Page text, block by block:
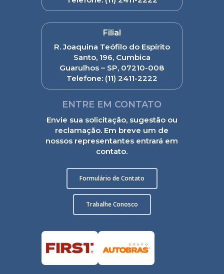
Filial
R. Joaquina Teófilo do Espírito
Santo, 196, Cumbica
Guarulhos – SP, 07210-008
Telefone:(11) 2411-2222
ENTRE EM CONTATO
Envie sua solicitação, sugestão ou
reclamação. Em breve um de
nossos representantes entrará em
contato.
Formulário de Contato
Trabalhe Conosco